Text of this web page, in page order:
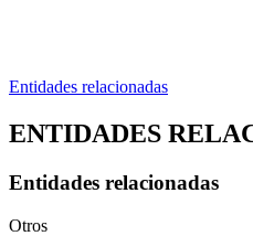
Entidades relacionadas
ENTIDADES
Entidades relacionadas
Otros